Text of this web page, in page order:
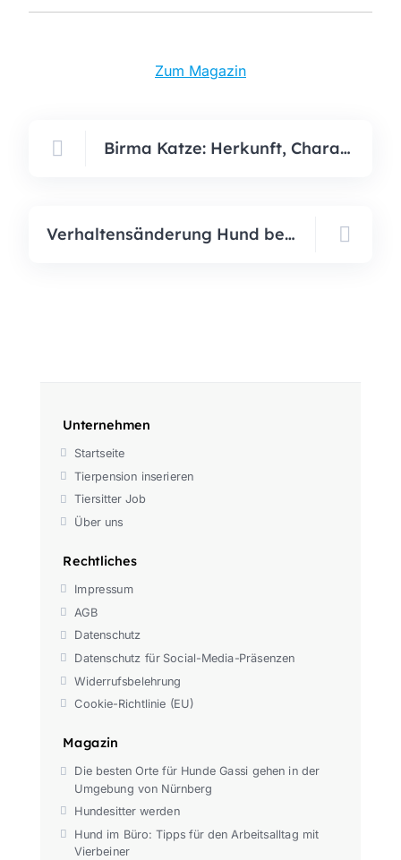
Zum Magazin
Birma Katze: Herkunft, Charakter, Haltung & Pflege der Heiligen Birma
Verhaltensänderung Hund beim Umzug: Wie Sie Ihrem Vierbeiner helfen können
Unternehmen
Startseite
Tierpension inserieren
Tiersitter Job
Über uns
Rechtliches
Impressum
AGB
Datenschutz
Datenschutz für Social-Media-Präsenzen
Widerrufsbelehrung
Cookie-Richtlinie (EU)
Magazin
Die besten Orte für Hunde Gassi gehen in der
Umgebung von Nürnberg
Hundesitter werden
Hund im Büro: Tipps für den Arbeitsalltag mit
Vierbeiner